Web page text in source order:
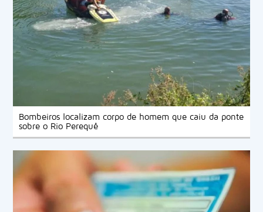
Bombeiros localizam corpo de homem que caiu da ponte
sobre o Rio Perequê